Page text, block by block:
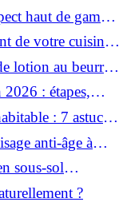
haut de gamme
de votre cuisine
lotion au beurre
: étapes,
: 7 astuces
anti-âge à
sous-sol
?